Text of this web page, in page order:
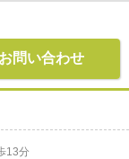
お問い合わせ
13分